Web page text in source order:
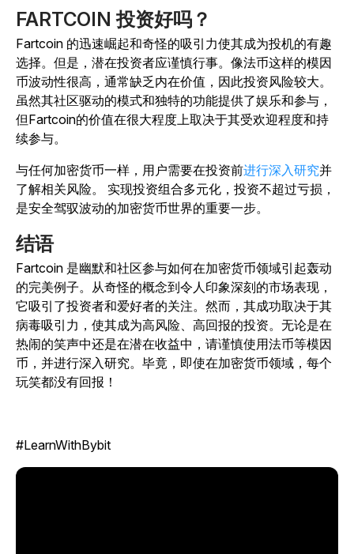
FARTCOIN 投资好吗？
Fartcoin 的迅速崛起和奇怪的吸引力使其成为投机的有趣
选择。但是，潜在投资者应谨慎行事。像法币这样的模因
币波动性很高，通常缺乏内在价值，因此投资风险较大。
虽然其社区驱动的模式和独特的功能提供了娱乐和参与，
但Fartcoin的价值在很大程度上取决于其受欢迎程度和持
续参与。
与任何加密货币一样，用户需要在投资前进行深入研究并
了解相关风险。
实现投资组合多元化，投资不超过亏损，
是安全驾驭波动的加密货币世界的重要一步。
结语
Fartcoin 是幽默和社区参与如何在加密货币领域引起轰动
的完美例子。从奇怪的概念到令人印象深刻的市场表现，
它吸引了投资者和爱好者的关注。然而，其成功取决于其
病毒吸引力，使其成为高风险、高回报的投资。无论是在
热闹的笑声中还是在潜在收益中，请谨慎使用法币等模因
币，并进行深入研究。毕竟，即使在加密货币领域，每个
玩笑都没有回报！
#LearnWithBybit